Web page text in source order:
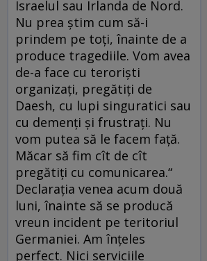
Israelul sau Irlanda de Nord.
Nu prea știm cum să-i
prindem pe toți, înainte de a
produce tragediile. Vom avea
de-a face cu teroriști
organizați, pregătiți de
Daesh, cu lupi singuratici sau
cu demenți și frustrați. Nu
vom putea să le facem față.
Măcar să fim cît de cît
pregătiți cu comunicarea.“
Declarația venea acum două
luni, înainte să se producă
vreun incident pe teritoriul
Germaniei. Am înțeles
perfect. Nici serviciile